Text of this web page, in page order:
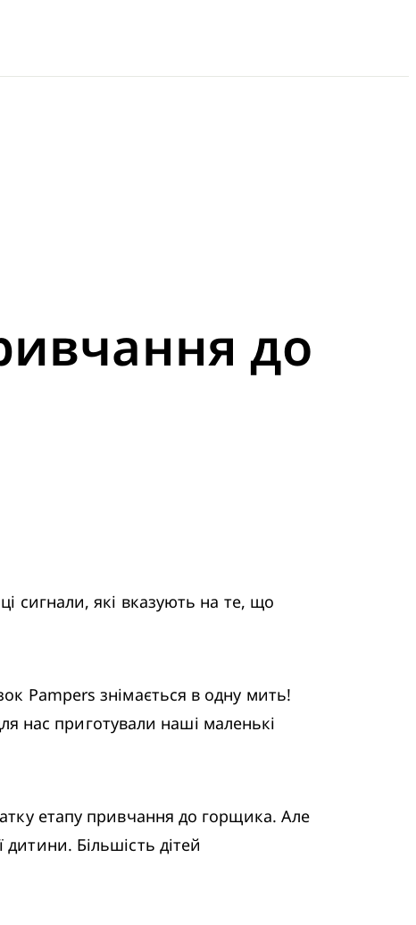
до
сигнали, які вказують на те, що
Pampers знімається в одну мить!
нас приготували наші маленькі
етапу привчання до горщика. Але
Більшість дітей